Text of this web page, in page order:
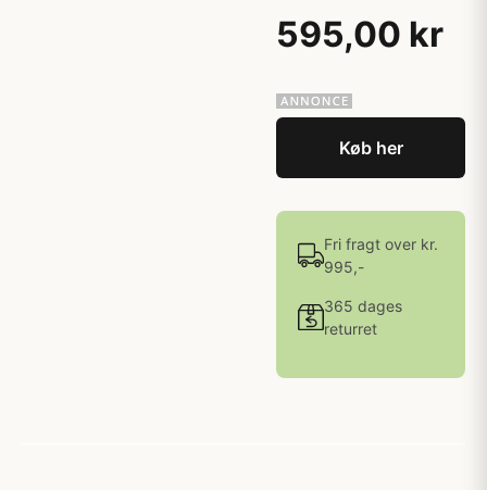
595,00 kr
Køb her
Fri fragt over kr.
995,-
365 dages
returret